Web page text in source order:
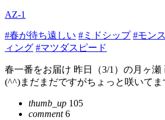
AZ-1
#春が待ち遠しい #ミドシップ #モン
ィング #マツダスピード
春一番をお届け 昨日（3/1）の月ヶ
(^^)まだまだですがちょっと咲いてま
thumb_up 105
comment6